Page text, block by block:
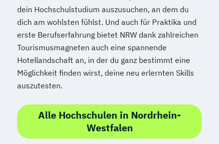
dein Hochschulstudium auszusuchen, an dem du
dich am wohlsten fühlst. Und auch für Praktika und
erste Berufserfahrung bietet NRW dank zahlreichen
Tourismusmagneten auch eine spannende
Hotellandschaft an, in der du ganz bestimmt eine
Möglichkeit finden wirst, deine neu erlernten Skills
auszutesten.
Alle Hochschulen in Nordrhein-
Westfalen